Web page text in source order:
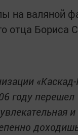
на валяной
отца Бориса
году перешел
и